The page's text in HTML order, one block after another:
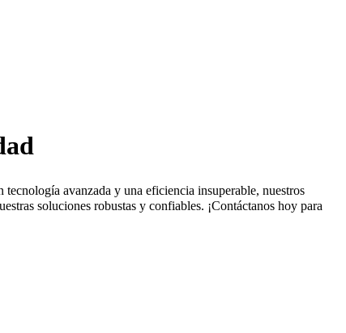
avanzada y una eficiencia insuperable, nuestros
soluciones robustas y confiables. ¡Contáctanos hoy para